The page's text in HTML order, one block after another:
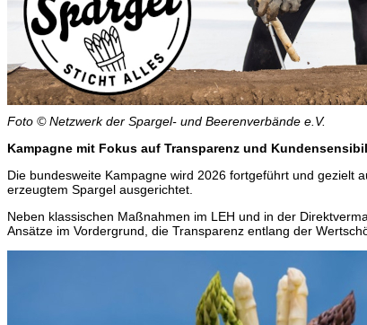
Foto © Netzwerk der Spargel- und Beerenverbände e.V.
Kampagne mit Fokus auf Transparenz und
Die bundesweite Kampagne wird 2026 fortgeführt und gezielt
erzeugtem Spargel ausgerichtet.
Neben klassischen Maßnahmen im LEH und in der
Ansätze im Vordergrund, die Transparenz entlang der